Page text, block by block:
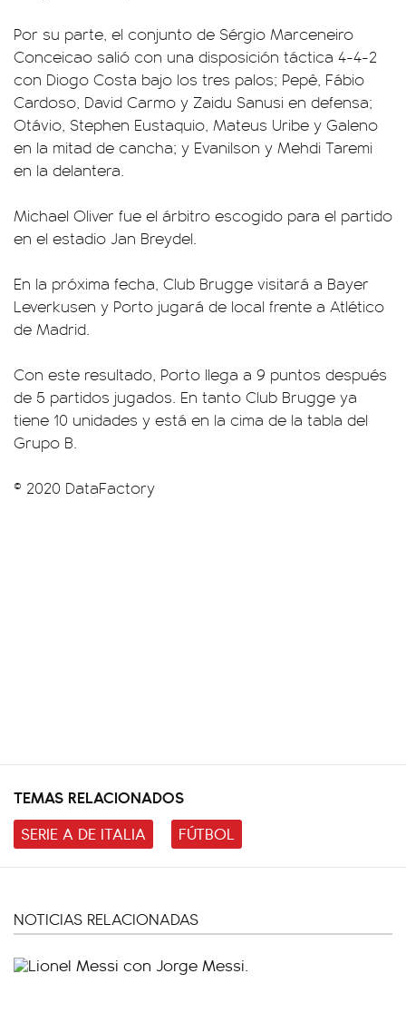
Por su parte, el conjunto de Sérgio Marceneiro
Conceicao salió con una disposición táctica 4-4-2
con Diogo Costa bajo los tres palos; Pepê, Fábio
Cardoso, David Carmo y Zaidu Sanusi en defensa;
Otávio, Stephen Eustaquio, Mateus Uribe y Galeno
en la mitad de cancha; y Evanilson y Mehdi Taremi
en la delantera.
Michael Oliver fue el árbitro escogido para el partido
en el estadio Jan Breydel.
En la próxima fecha, Club Brugge visitará a Bayer
Leverkusen y Porto jugará de local frente a Atlético
de Madrid.
Con este resultado, Porto llega a 9 puntos después
de 5 partidos jugados. En tanto Club Brugge ya
tiene 10 unidades y está en la cima de la tabla del
Grupo B.
© 2020 DataFactory
TEMAS RELACIONADOS
SERIE A DE ITALIA
FÚTBOL
NOTICIAS RELACIONADAS